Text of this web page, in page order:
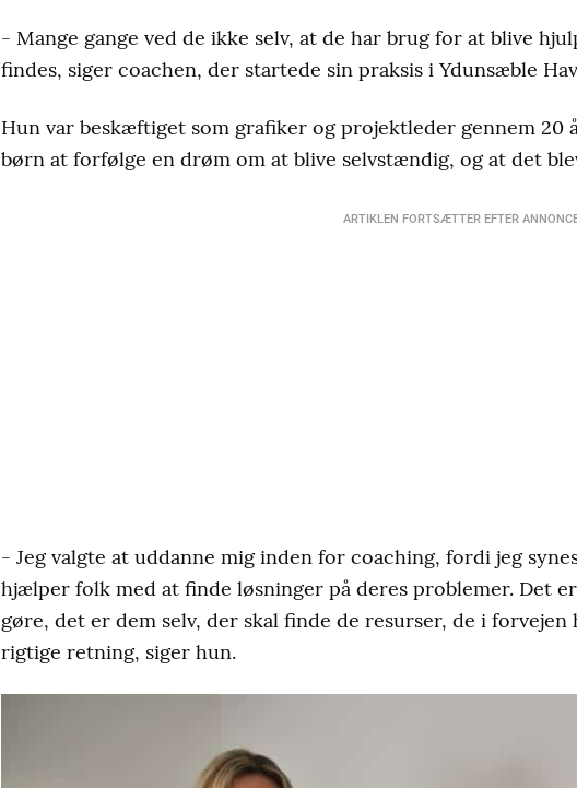
- Mange gange ved de ikke selv, at de har brug for at blive
findes, siger coachen, der startede sin praksis i Ydunsæble
Hun var beskæftiget som grafiker og projektleder gennem 20
børn at forfølge en drøm om at blive selvstændig, og at det
ARTIKLEN FORTSÆTTER EFTER
- Jeg valgte at uddanne mig inden for coaching, fordi jeg
hjælper folk med at finde løsninger på deres problemer. Det
gøre, det er dem selv, der skal finde de resurser, de i
rigtige retning, siger hun.